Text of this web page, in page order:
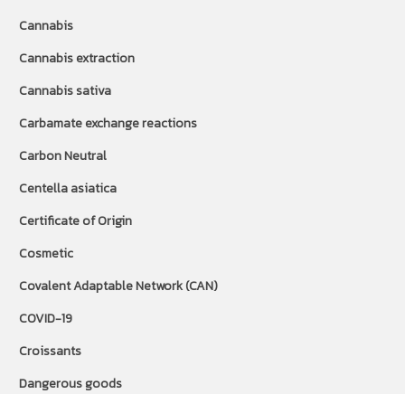
Cannabis
Cannabis extraction
Cannabis sativa
Carbamate exchange reactions
Carbon Neutral
Centella asiatica
Certificate of Origin
Cosmetic
Covalent Adaptable Network (CAN)
COVID-19
Croissants
Dangerous goods